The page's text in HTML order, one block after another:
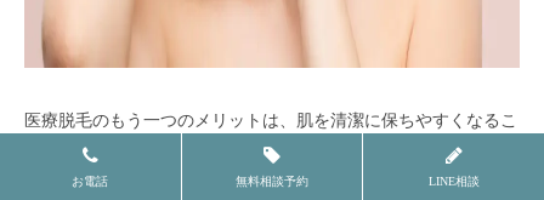
医療脱毛のもう一つのメリットは、肌を清潔に保ちやすくなるこ
とです。
お電話 無料相談予約 LINE相談